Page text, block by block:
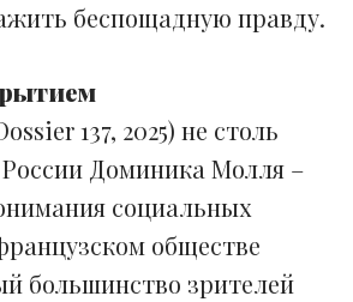
беспощадную правду.
137, 2025) не столь
России Доминика Молля –
социальных
обществе
большинство зрителей